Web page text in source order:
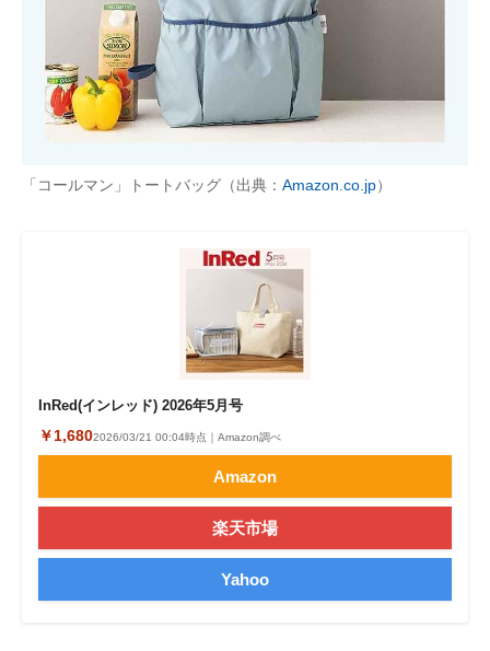
「コールマン」トートバッグ（出典： Amazon.co.jp）
InRed(インレッド) 2026年5月号
￥1,6802026/03/21 00:04時点｜Amazon調べ
Amazon
楽天市場
Yahoo